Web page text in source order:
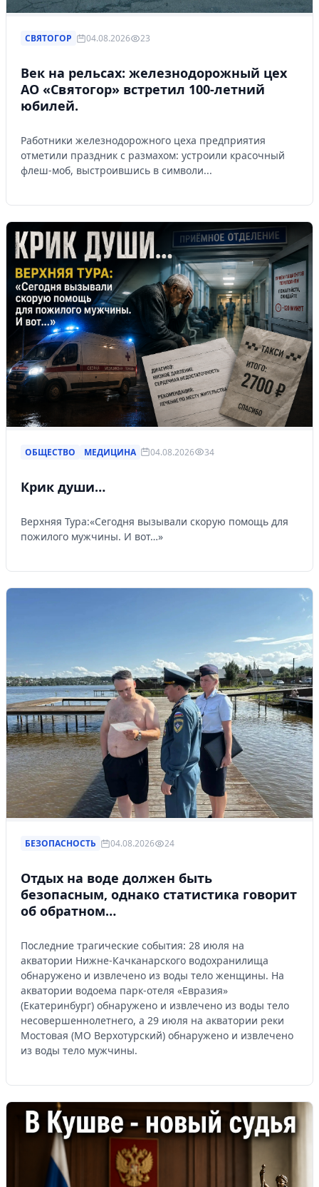
СВЯТОГОР 04.08.2026 23
Век на рельсах: железнодорожный цех
АО «Святогор» встретил 100-летний
юбилей.
Работники железнодорожного цеха предприятия
отметили праздник с размахом: устроили красочный
флеш-моб, выстроившись в символи...
ОБЩЕСТВО МЕДИЦИНА 04.08.2026 34
Крик души…
Верхняя Тура:«Сегодня вызывали скорую помощь для
пожилого мужчины. И вот…»
БЕЗОПАСНОСТЬ 04.08.2026 24
Отдых на воде должен быть
безопасным, однако статистика говорит
об обратном…
Последние трагические события: 28 июля на
акватории Нижне-Качканарского водохранилища
обнаружено и извлечено из воды тело женщины. На
акватории водоема парк-отеля «Евразия»
(Екатеринбург) обнаружено и извлечено из воды тело
несовершеннолетнего, а 29 июля на акватории реки
Мостовая (МО Верхотурский) обнаружено и извлечено
из воды тело мужчины.